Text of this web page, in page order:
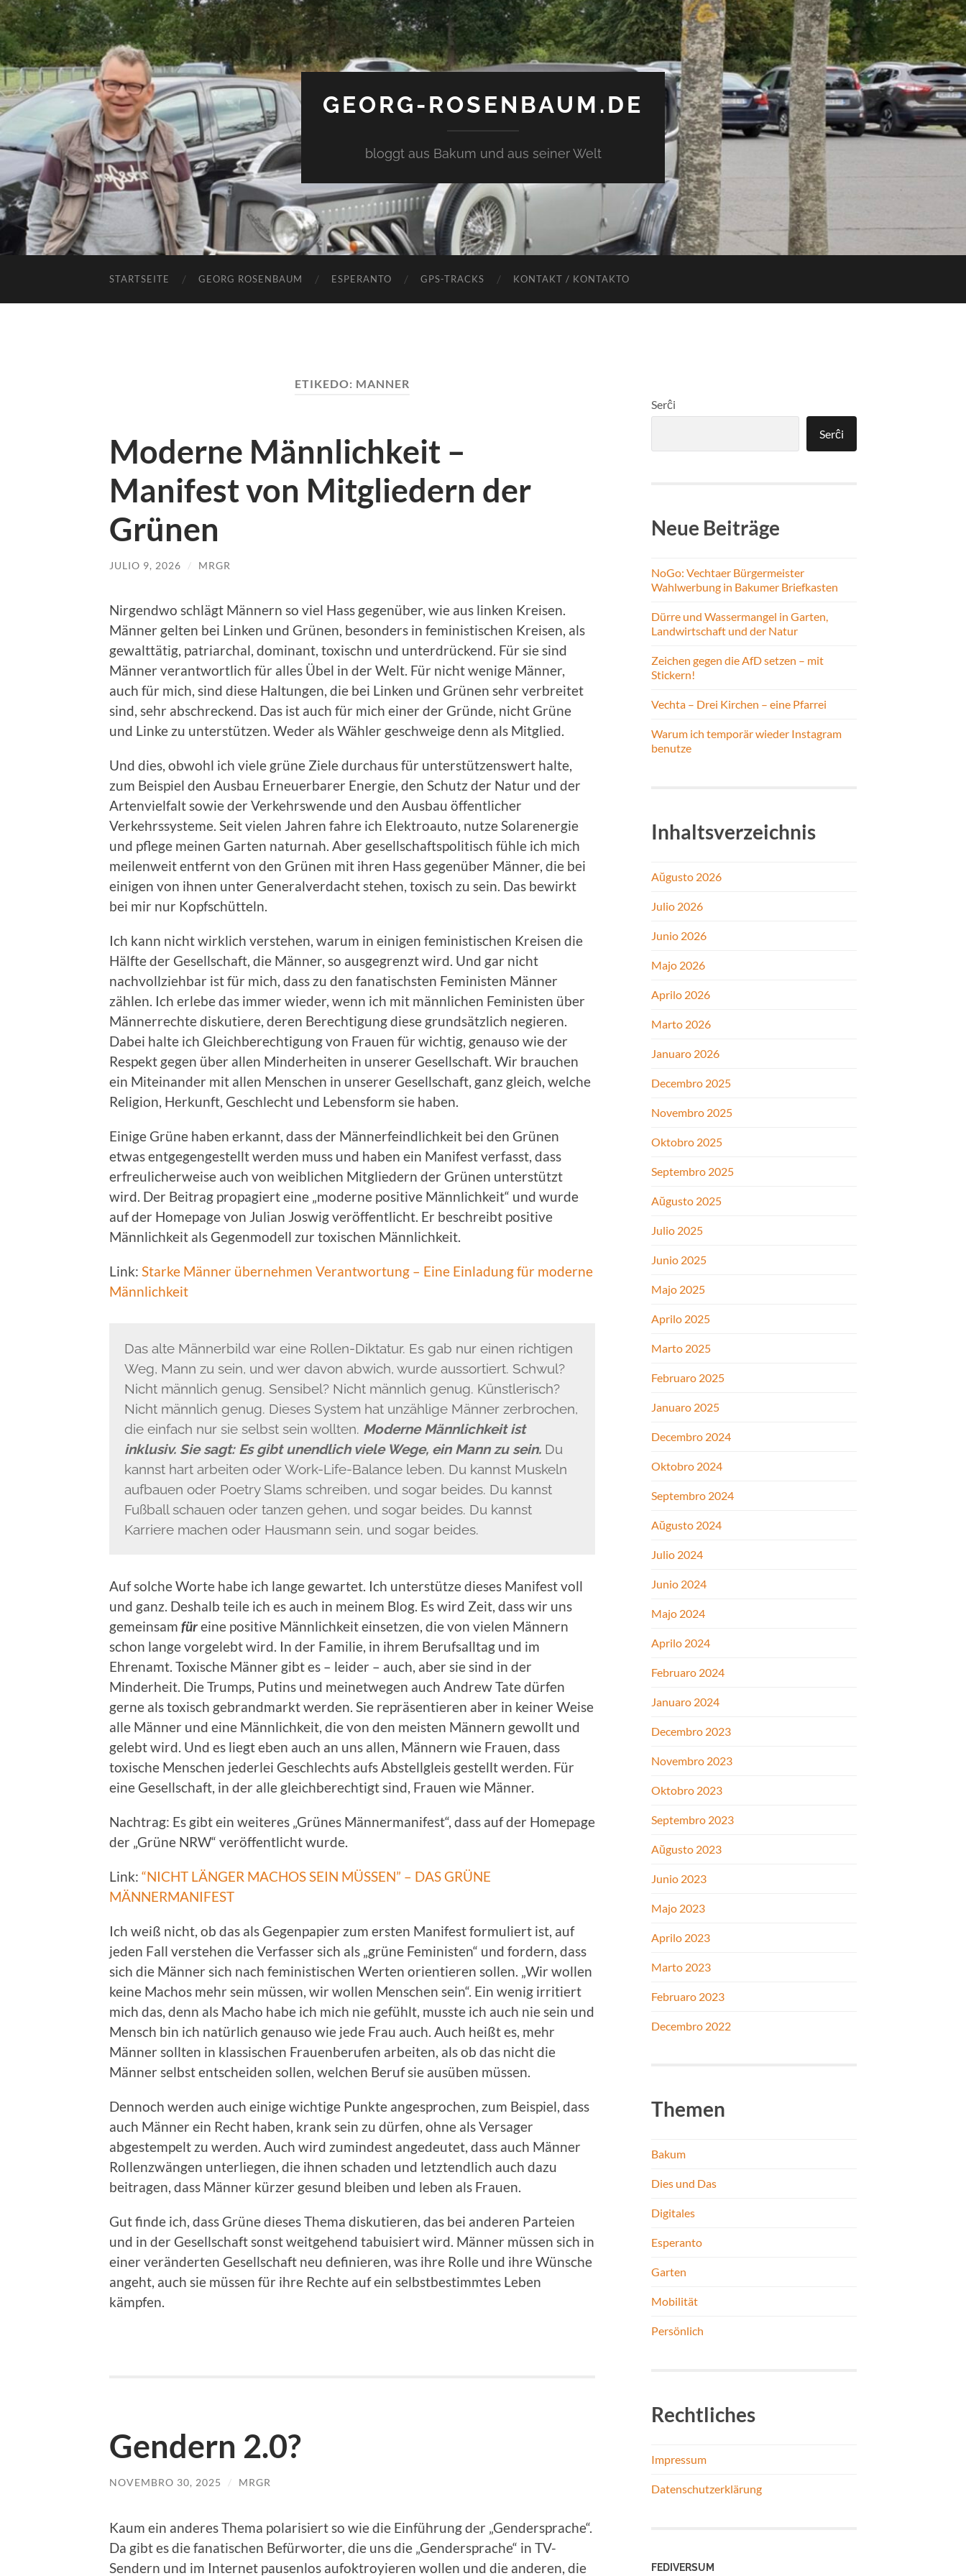
GEORG-ROSENBAUM.DE
bloggt aus Bakum und aus seiner Welt
STARTSEITE GEORG ROSENBAUM ESPERANTO GPS-TRACKS KONTAKT / KONTAKTO
ETIKEDO: MANNER
Moderne Männlichkeit –
Manifest von Mitgliedern der
Grünen
JULIO 9, 2026 / MRGR
Nirgendwo schlägt Männern so viel Hass gegenüber, wie aus linken Kreisen.
Männer gelten bei Linken und Grünen, besonders in feministischen Kreisen, als
gewalttätig, patriarchal, dominant, toxischn und unterdrückend. Für sie sind
Männer verantwortlich für alles Übel in der Welt. Für nicht wenige Männer,
auch für mich, sind diese Haltungen, die bei Linken und Grünen sehr verbreitet
sind, sehr abschreckend. Das ist auch für mich einer der Gründe, nicht Grüne
und Linke zu unterstützen. Weder als Wähler geschweige denn als Mitglied.
Und dies, obwohl ich viele grüne Ziele durchaus für unterstützenswert halte,
zum Beispiel den Ausbau Erneuerbarer Energie, den Schutz der Natur und der
Artenvielfalt sowie der Verkehrswende und den Ausbau öffentlicher
Verkehrssysteme. Seit vielen Jahren fahre ich Elektroauto, nutze Solarenergie
und pflege meinen Garten naturnah. Aber gesellschaftspolitisch fühle ich mich
meilenweit entfernt von den Grünen mit ihren Hass gegenüber Männer, die bei
einigen von ihnen unter Generalverdacht stehen, toxisch zu sein. Das bewirkt
bei mir nur Kopfschütteln.
Ich kann nicht wirklich verstehen, warum in einigen feministischen Kreisen die
Hälfte der Gesellschaft, die Männer, so ausgegrenzt wird. Und gar nicht
nachvollziehbar ist für mich, dass zu den fanatischsten Feministen Männer
zählen. Ich erlebe das immer wieder, wenn ich mit männlichen Feministen über
Männerrechte diskutiere, deren Berechtigung diese grundsätzlich negieren.
Dabei halte ich Gleichberechtigung von Frauen für wichtig, genauso wie der
Respekt gegen über allen Minderheiten in unserer Gesellschaft. Wir brauchen
ein Miteinander mit allen Menschen in unserer Gesellschaft, ganz gleich, welche
Religion, Herkunft, Geschlecht und Lebensform sie haben.
Einige Grüne haben erkannt, dass der Männerfeindlichkeit bei den Grünen
etwas entgegengestellt werden muss und haben ein Manifest verfasst, dass
erfreulicherweise auch von weiblichen Mitgliedern der Grünen unterstützt
wird. Der Beitrag propagiert eine „moderne positive Männlichkeit“ und wurde
auf der Homepage von Julian Joswig veröffentlicht. Er beschreibt positive
Männlichkeit als Gegenmodell zur toxischen Männlichkeit.
Link: Starke Männer übernehmen Verantwortung – Eine Einladung für moderne
Männlichkeit
Das alte Männerbild war eine Rollen-Diktatur. Es gab nur einen richtigen
Weg, Mann zu sein, und wer davon abwich, wurde aussortiert. Schwul?
Nicht männlich genug. Sensibel? Nicht männlich genug. Künstlerisch?
Nicht männlich genug. Dieses System hat unzählige Männer zerbrochen,
die einfach nur sie selbst sein wollten. Moderne Männlichkeit ist
inklusiv. Sie sagt: Es gibt unendlich viele Wege, ein Mann zu sein.Du
kannst hart arbeiten oder Work-Life-Balance leben. Du kannst Muskeln
aufbauen oder Poetry Slams schreiben, und sogar beides. Du kannst
Fußball schauen oder tanzen gehen, und sogar beides. Du kannst
Karriere machen oder Hausmann sein, und sogar beides.
Auf solche Worte habe ich lange gewartet. Ich unterstütze dieses Manifest voll
und ganz. Deshalb teile ich es auch in meinem Blog. Es wird Zeit, dass wir uns
gemeinsam füreine positive Männlichkeit einsetzen, die von vielen Männern
schon lange vorgelebt wird. In der Familie, in ihrem Berufsalltag und im
Ehrenamt. Toxische Männer gibt es – leider – auch, aber sie sind in der
Minderheit. Die Trumps, Putins und meinetwegen auch Andrew Tate dürfen
gerne als toxisch gebrandmarkt werden. Sie repräsentieren aber in keiner Weise
alle Männer und eine Männlichkeit, die von den meisten Männern gewollt und
gelebt wird. Und es liegt eben auch an uns allen, Männern wie Frauen, dass
toxische Menschen jederlei Geschlechts aufs Abstellgleis gestellt werden. Für
eine Gesellschaft, in der alle gleichberechtigt sind, Frauen wie Männer.
Nachtrag: Es gibt ein weiteres „Grünes Männermanifest“, dass auf der Homepage
der „Grüne NRW“ veröffentlicht wurde.
Link: “NICHT LÄNGER MACHOS SEIN MÜSSEN” – DAS GRÜNE
MÄNNERMANIFEST
Ich weiß nicht, ob das als Gegenpapier zum ersten Manifest formuliert ist, auf
jeden Fall verstehen die Verfasser sich als „grüne Feministen“ und fordern, dass
sich die Männer sich nach feministischen Werten orientieren sollen. „Wir wollen
keine Machos mehr sein müssen, wir wollen Menschen sein“. Ein wenig irritiert
mich das, denn als Macho habe ich mich nie gefühlt, musste ich auch nie sein und
Mensch bin ich natürlich genauso wie jede Frau auch. Auch heißt es, mehr
Männer sollten in klassischen Frauenberufen arbeiten, als ob das nicht die
Männer selbst entscheiden sollen, welchen Beruf sie ausüben müssen.
Dennoch werden auch einige wichtige Punkte angesprochen, zum Beispiel, dass
auch Männer ein Recht haben, krank sein zu dürfen, ohne als Versager
abgestempelt zu werden. Auch wird zumindest angedeutet, dass auch Männer
Rollenzwängen unterliegen, die ihnen schaden und letztendlich auch dazu
beitragen, dass Männer kürzer gesund bleiben und leben als Frauen.
Gut finde ich, dass Grüne dieses Thema diskutieren, das bei anderen Parteien
und in der Gesellschaft sonst weitgehend tabuisiert wird. Männer müssen sich in
einer veränderten Gesellschaft neu definieren, was ihre Rolle und ihre Wünsche
angeht, auch sie müssen für ihre Rechte auf ein selbstbestimmtes Leben
kämpfen.
Gendern 2.0?
NOVEMBRO 30, 2025 / MRGR
Kaum ein anderes Thema polarisiert so wie die Einführung der „Gendersprache“.
Da gibt es die fanatischen Befürworter, die uns die „Gendersprache“ in TV-
Sendern und im Internet pausenlos aufoktroyieren wollen und die anderen, die
Serĉi
Serĉi
Neue Beiträge
NoGo: Vechtaer Bürgermeister
Wahlwerbung in Bakumer Briefkasten
Dürre und Wassermangel in Garten,
Landwirtschaft und der Natur
Zeichen gegen die AfD setzen – mit
Stickern!
Vechta – Drei Kirchen – eine Pfarrei
Warum ich temporär wieder Instagram
benutze
Inhaltsverzeichnis
Aŭgusto 2026
Julio 2026
Junio 2026
Majo 2026
Aprilo 2026
Marto 2026
Januaro 2026
Decembro 2025
Novembro 2025
Oktobro 2025
Septembro 2025
Aŭgusto 2025
Julio 2025
Junio 2025
Majo 2025
Aprilo 2025
Marto 2025
Februaro 2025
Januaro 2025
Decembro 2024
Oktobro 2024
Septembro 2024
Aŭgusto 2024
Julio 2024
Junio 2024
Majo 2024
Aprilo 2024
Februaro 2024
Januaro 2024
Decembro 2023
Novembro 2023
Oktobro 2023
Septembro 2023
Aŭgusto 2023
Junio 2023
Majo 2023
Aprilo 2023
Marto 2023
Februaro 2023
Decembro 2022
Themen
Bakum
Dies und Das
Digitales
Esperanto
Garten
Mobilität
Persönlich
Rechtliches
Impressum
Datenschutzerklärung
FEDIVERSUM